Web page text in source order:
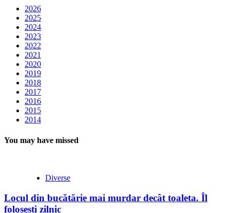
2026
2025
2024
2023
2022
2021
2020
2019
2018
2017
2016
2015
2014
You may have missed
Diverse
Locul din bucătărie mai murdar decât toaleta. Îl
folosești zilnic